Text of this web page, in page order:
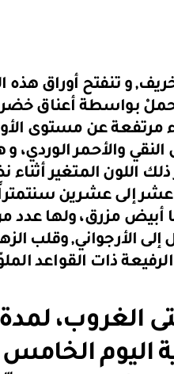
و تنفتح أوراق هذه
بواسطة أعناق
مرتفعة عن مستوى
والأحمر الوردي، و
ذلك اللون المتغير
إلى عشرين سنتمتراً،
مزرق، ولها عدد
إلى الأرجواني, وقلب
ذات القواعد
اليوم